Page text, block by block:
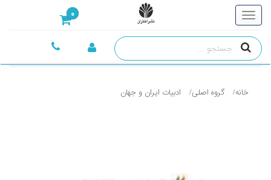
0
خانه گروه اصلی ادبيات ايران و جهان